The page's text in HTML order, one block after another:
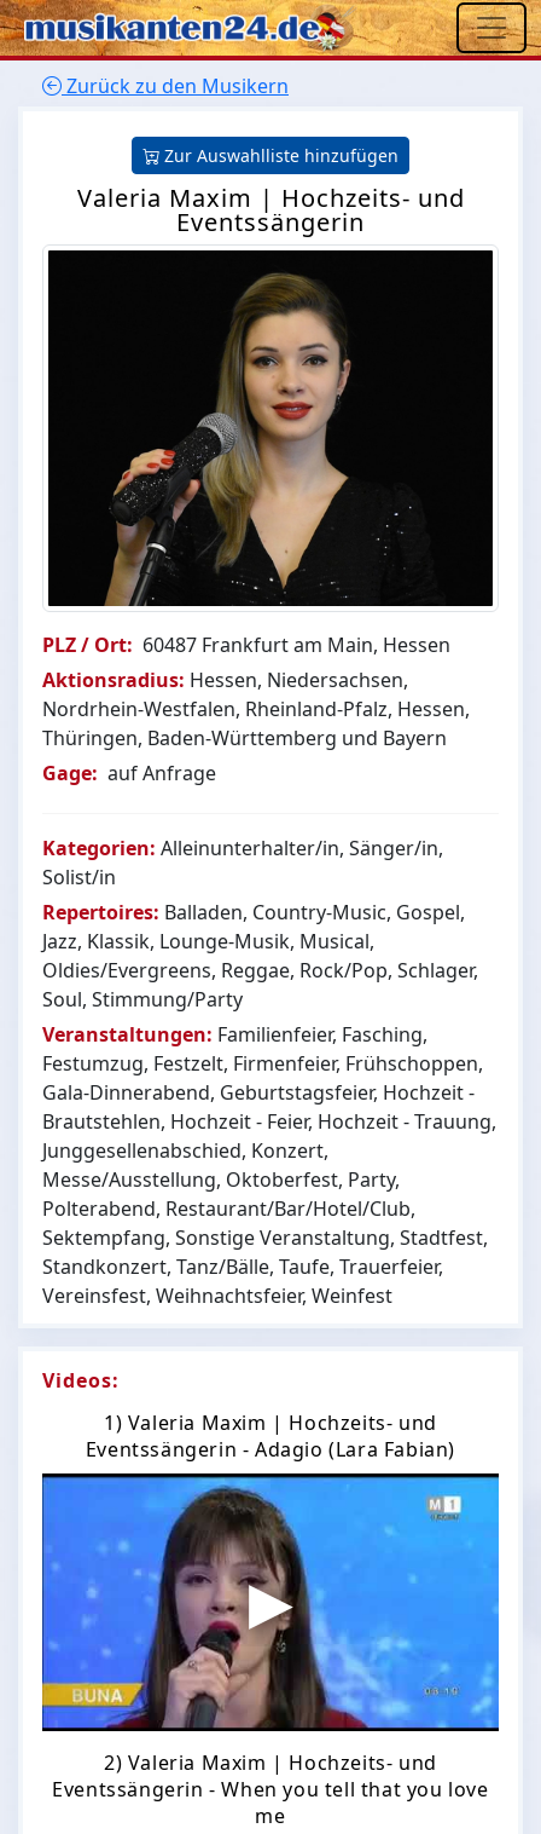
Zurück zu den Musikern
Zur Auswahlliste hinzufügen
Valeria Maxim | Hochzeits- und
Eventssängerin
PLZ / Ort: 60487 Frankfurt am Main, Hessen
Aktionsradius: Hessen, Niedersachsen,
Nordrhein-Westfalen, Rheinland-Pfalz, Hessen,
Thüringen, Baden-Württemberg und Bayern
Gage: auf Anfrage
Kategorien: Alleinunterhalter/in, Sänger/in,
Solist/in
Repertoires: Balladen, Country-Music, Gospel,
Jazz, Klassik, Lounge-Musik, Musical,
Oldies/Evergreens, Reggae, Rock/Pop, Schlager,
Soul, Stimmung/Party
Veranstaltungen: Familienfeier, Fasching,
Festumzug, Festzelt, Firmenfeier, Frühschoppen,
Gala-Dinnerabend, Geburtstagsfeier, Hochzeit -
Brautstehlen, Hochzeit - Feier, Hochzeit - Trauung,
Junggesellenabschied, Konzert,
Messe/Ausstellung, Oktoberfest, Party,
Polterabend, Restaurant/Bar/Hotel/Club,
Sektempfang, Sonstige Veranstaltung, Stadtfest,
Standkonzert, Tanz/Bälle, Taufe, Trauerfeier,
Vereinsfest, Weihnachtsfeier, Weinfest
Videos:
1) Valeria Maxim | Hochzeits- und
Eventssängerin - Adagio (Lara Fabian)
2) Valeria Maxim | Hochzeits- und
Eventssängerin - When you tell that you love
me